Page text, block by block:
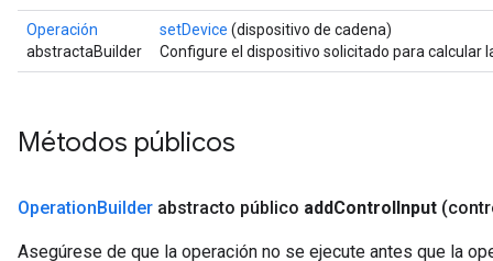
Operación
abstractaBuilder
setDevice (dispositivo de cadena)
Configure el dispositivo solicitado para calcular
Métodos públicos
OperationBuilder abstracto público addControlInput
Asegúrese de que la operación no se ejecute antes que la